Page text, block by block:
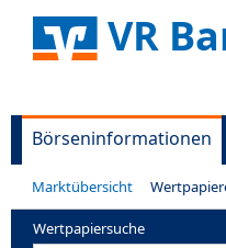
VR
Börseninformationen
Marktübersicht
Wertpapiersuche